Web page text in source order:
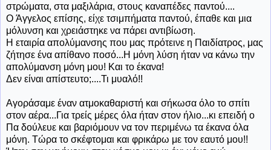
στρώματα, στα μαξιλάρια, στους καναπέδες παντού....
Ο Άγγελος επίσης, είχε τσιμπήματα παντού, έπαθε και μια
μόλυνση και χρειάστηκε να πάρει αντιβίωση.
Η εταιρία απολύμανσης που μας πρότεινε η Παιδίατρος, μας
ζήτησε ένα απίθανο ποσό...Η μόνη λύση ήταν να κάνω την
απολύμανση μόνη μου! Και το έκανα!
Δεν είναι απίστευτο;....Τι μυαλό!!
Αγοράσαμε έναν ατμοκαθαριστή και σήκωσα όλο το σπίτι
στον αέρα...Για τρείς μέρες όλα ήταν στον ήλιο...κι επειδή ο
Πα δούλευε και βαριόμουν να τον περιμένω τα έκανα όλα
μόνη. Τώρα το σκέφτομαι και φρικάρω με τον εαυτό μου!!